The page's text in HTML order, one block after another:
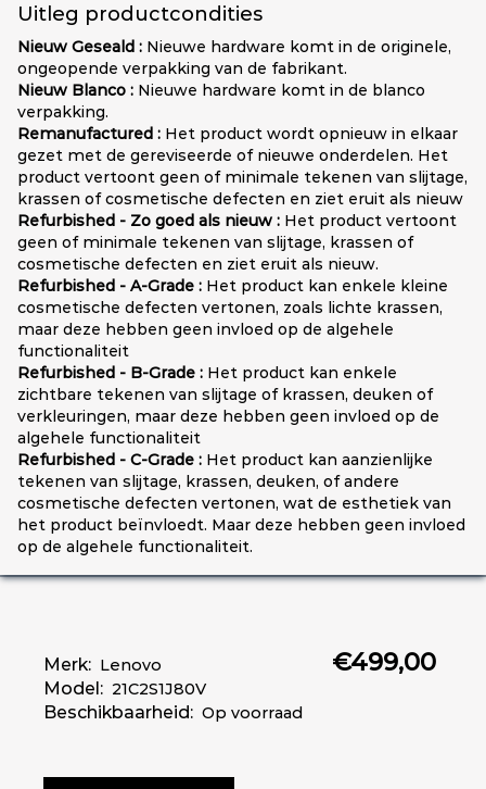
Uitleg productcondities
Nieuw Geseald : Nieuwe hardware komt in de originele,
ongeopende verpakking van de fabrikant.
Nieuw Blanco : Nieuwe hardware komt in de blanco
verpakking.
Remanufactured : Het product wordt opnieuw in elkaar
gezet met de gereviseerde of nieuwe onderdelen. Het
product vertoont geen of minimale tekenen van slijtage,
krassen of cosmetische defecten en ziet eruit als nieuw
Refurbished - Zo goed als nieuw : Het product vertoont
geen of minimale tekenen van slijtage, krassen of
cosmetische defecten en ziet eruit als nieuw.
Refurbished - A-Grade : Het product kan enkele kleine
cosmetische defecten vertonen, zoals lichte krassen,
maar deze hebben geen invloed op de algehele
functionaliteit
Refurbished - B-Grade : Het product kan enkele
zichtbare tekenen van slijtage of krassen, deuken of
verkleuringen, maar deze hebben geen invloed op de
algehele functionaliteit
Refurbished - C-Grade : Het product kan aanzienlijke
tekenen van slijtage, krassen, deuken, of andere
cosmetische defecten vertonen, wat de esthetiek van
het product beïnvloedt. Maar deze hebben geen invloed
op de algehele functionaliteit.
Merk: Lenovo
Model: 21C2S1J80V
Beschikbaarheid: Op voorraad
€499,00